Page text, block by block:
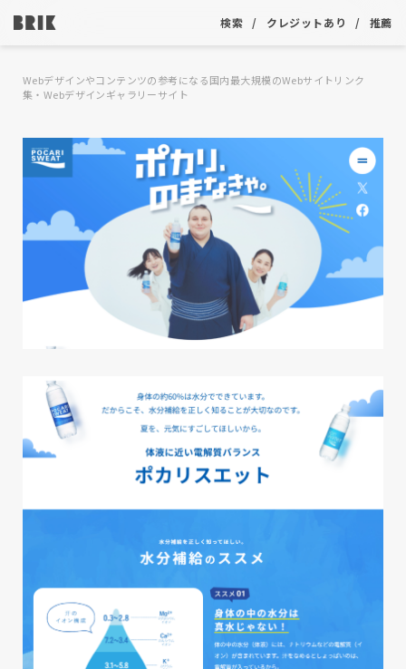
検索 クレジットあり 推薦
Webデザインやコンテンツの参考になる国内最大規模のWebサイトリンク
集・Webデザインギャラリーサイト